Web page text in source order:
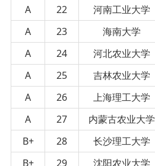
A
22 河南工业大学
A
23 海南大学
A
24 河北农业大学
A
25 吉林农业大学
A
26 上海理工大学
A
27 内蒙古农业大学
B+
28 长沙理工大学
B+
29 沈阳农业大学